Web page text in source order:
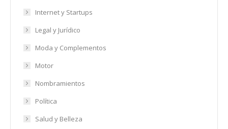
Internet y Startups
Legal y Jurídico
Moda y Complementos
Motor
Nombramientos
Política
Salud y Belleza